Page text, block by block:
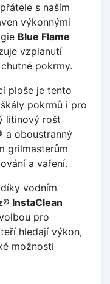
s naším
výkonnými
Blue Flame
vzplanutí
pokrmy.
ploše je tento
pokrmů i pro
litinový rošt
a oboustranný
grilmasterům
a vaření.
vodním
InstaClean
pro
hledají výkon,
možnosti